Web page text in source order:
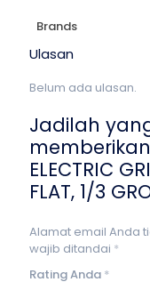
Brands
Ulasan
Belum ada ulasan.
Jadilah
ELECTRIC
FLAT, 1/3
Alamat email Anda
wajib ditandai *
Rating Anda *